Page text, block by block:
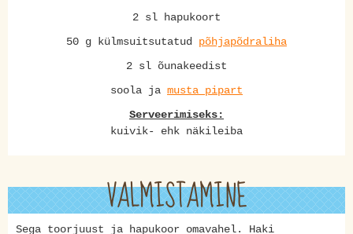
2 sl hapukoort
50 g külmsuitsutatud põhjapõdraliha
2 sl õunakeedist
soola ja musta pipart
Serveerimiseks:
kuivik- ehk näkileiba
VALMISTAMINE
Sega toorjuust ja hapukoor omavahel. Haki